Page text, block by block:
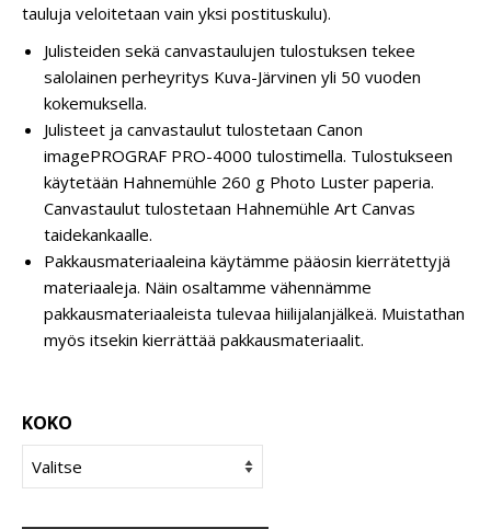
tauluja veloitetaan vain yksi postituskulu).
Julisteiden sekä canvastaulujen tulostuksen tekee
salolainen perheyritys Kuva-Järvinen yli 50 vuoden
kokemuksella.
Julisteet ja canvastaulut tulostetaan Canon
imagePROGRAF PRO-4000 tulostimella. Tulostukseen
käytetään Hahnemühle 260 g Photo Luster paperia.
Canvastaulut tulostetaan Hahnemühle Art Canvas
taidekankaalle.
Pakkausmateriaaleina käytämme pääosin kierrätettyjä
materiaaleja. Näin osaltamme vähennämme
pakkausmateriaaleista tulevaa hiilijalanjälkeä. Muistathan
myös itsekin kierrättää pakkausmateriaalit.
KOKO